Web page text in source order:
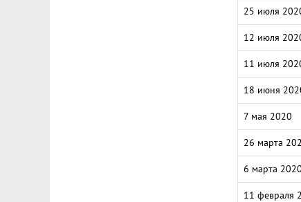
25 июля
12 июля
11 июля
18 июня
7 мая 2020
26 марта
6 марта 2020
11 февраля